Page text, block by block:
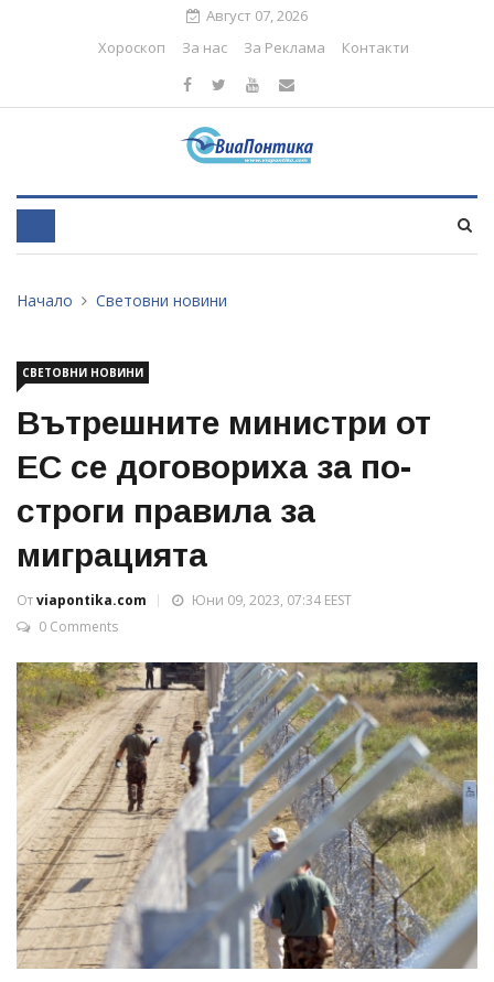
Август 07, 2026
Хороскоп
За нас За Реклама Контакти
Начало Световни новини
СВЕТОВНИ НОВИНИ
Вътрешните министри от
ЕС се договориха за по-
строги правила за
миграцията
Отviapontika.com
Юни 09, 2023, 07:34 EEST
0 Comments